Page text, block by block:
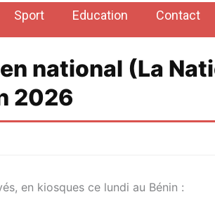
Sport Education Contact
national (La
2026
en kiosques ce lundi au Bénin :